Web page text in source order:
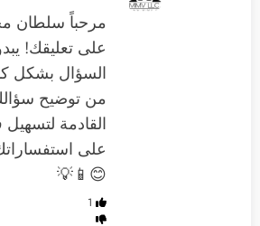
مرحباً سلطان
على تعليقك!
السؤال بشكل
من توضيح
القادمة لتسهيل
على
😊📱💡
1